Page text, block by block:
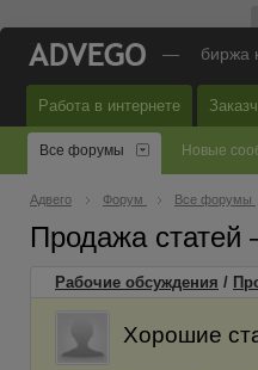
— биржа
Работа в интернете
Все форумы Новые
Адвего Форум Все форумы
Продажа
Рабочие обсуждения /
Хорошие